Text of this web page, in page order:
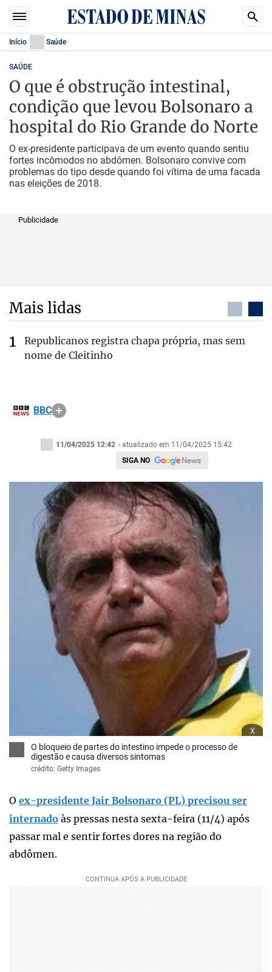
Início Saúde
SAÚDE
O que é obstrução intestinal,
condição que levou Bolsonaro a
hospital do Rio Grande do Norte
O ex-presidente participava de um evento quando sentiu
fortes incômodos no abdômen. Bolsonaro convive com
problemas do tipo desde quando foi vítima de uma facada
nas eleições de 2018.
Publicidade
Mais lidas
Republicanos registra chapa própria, mas sem
nome de Cleitinho
BBC
11/04/2025 12:42 - atualizado em 11/04/2025 15:42
SIGA NO
x
O bloqueio de partes do intestino impede o processo de
digestão e causa diversos sintomas
crédito: Getty Images
O ex-presidente Jair Bolsonaro (PL) precisou ser
internado às pressas nesta sexta-feira (11/4) após
passar mal e sentir fortes dores na região do
abdômen.